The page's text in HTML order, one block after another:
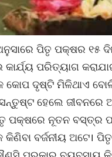
ପିତୃ ପକ୍ଷର ୧୫
ପରିତ୍ୟାଗ
ଦୃଷ୍ଟି ମିଳିଥାଏ
ହେଲେ ଜୀବନରେ
ପକ୍ଷରେ ନୂତନ ବସ୍ତ୍ର
କିଣିବା ବର୍ଜନୀୟ ଅଟେ।